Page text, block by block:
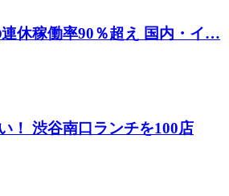
休稼働率90％超え 国内・イ…
！ 渋谷南口ランチを100店